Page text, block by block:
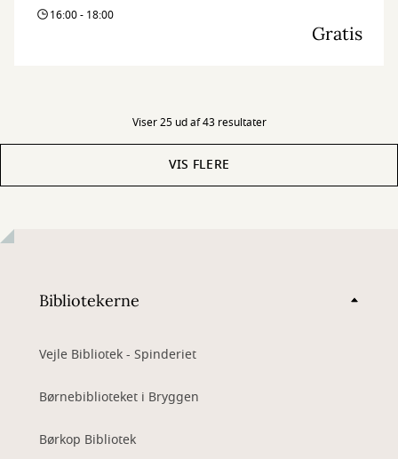
16:00 - 18:00
Gratis
Viser 25 ud af 43 resultater
VIS FLERE
Bibliotekerne
Vejle Bibliotek - Spinderiet
Børnebiblioteket i Bryggen
Børkop Bibliotek